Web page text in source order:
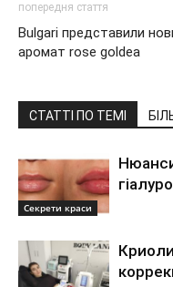
попередня стаття
Bulgari представили
аромат rose goldea
СТАТТІ ПО ТЕМІ
Секрети краси